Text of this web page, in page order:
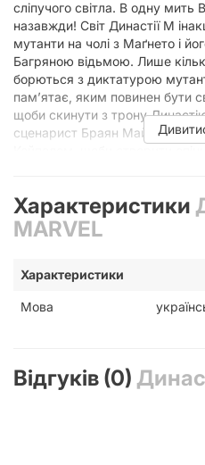
сліпучого світла. В одну мить
назавжди! Світ Династії М
мутанти на чолі з Маґнето і
Багряною відьмою. Лише
борються з диктатурою
пам’ятає, яким повинен бути
щоби скинути з трону
сценарист Браян Майкл
Виробник MAL'OPUS Жанр
Країна-виробник товару
Тверда обкладинка Папір
Характеристики
MARVEL
Характеристики
Мова
Відгуків (0)